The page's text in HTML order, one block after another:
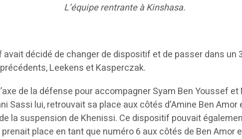
L’équipe rentrante à Kinshasa.
décidé de changer de dispositif et de passer dans un
Leekens et Kasperczak.
de la défense pour accompagner Syam Ben Youssef
Sassi lui, retrouvait sa place aux côtés d’Amine Ben
la suspension de Khenissi. Ce dispositif pouvait
place en tant que numéro 6 aux côtés de Ben